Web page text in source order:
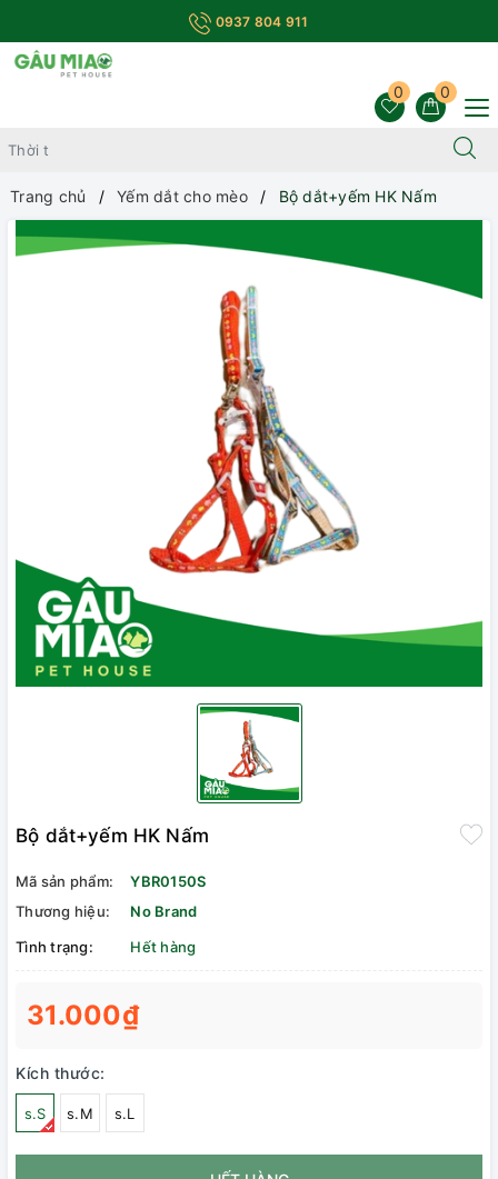
0937 804 911
0
0
Trang chủ Yếm dắt cho mèo Bộ dắt+yếm HK Nấm
Bộ dắt+yếm HK Nấm
Mã sản phẩm:
YBR0150S
Thương hiệu:
No Brand
Tình trạng:
Hết hàng
31.000₫
Kích thước:
s.S s.M s.L